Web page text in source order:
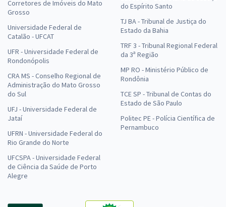
Corretores de Imóveis do Mato
Grosso
Universidade Federal de
Catalão - UFCAT
UFR - Universidade Federal de
Rondonópolis
CRA MS - Conselho Regional de
Administração do Mato Grosso
do Sul
UFJ - Universidade Federal de
Jataí
UFRN - Universidade Federal do
Rio Grande do Norte
UFCSPA - Universidade Federal
de Ciência da Saúde de Porto
Alegre
do Espírito Santo
TJ BA - Tribunal de Justiça do
Estado da Bahia
TRF 3 - Tribunal Regional Federal
da 3ª Região
MP RO - Ministério Público de
Rondônia
TCE SP - Tribunal de Contas do
Estado de São Paulo
Politec PE - Polícia Científica de
Pernambuco